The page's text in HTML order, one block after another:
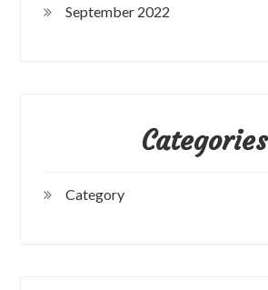
September 2022
Categories
Category